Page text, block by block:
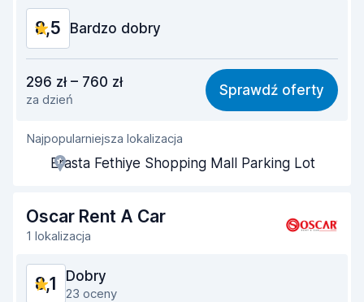
Stan samochodu
8,5 Bardzo dobry
8,8
Łatwość znalezienia 8,2
Pomocność przedstawiciela
Szybkość odbioru
Szybkość zwrotu
Czystość samochodu
Stan samochodu
296 zł – 760 zł
za dzień
Sprawdź oferty
Najpopularniejsza lokalizacja
Erasta Fethiye Shopping Mall Parking Lot
Oscar Rent A Car
1 lokalizacja
8,1 Dobry
23 oceny